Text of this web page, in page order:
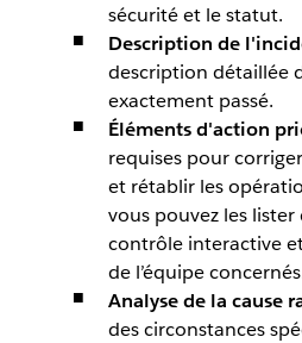
sécurité et le statut.
Description de
description détaillée
exactement passé.
Éléments d'action
requises pour
et rétablir les
vous pouvez les
contrôle interactive
de l’équipe
Analyse de la cause
des circonstances